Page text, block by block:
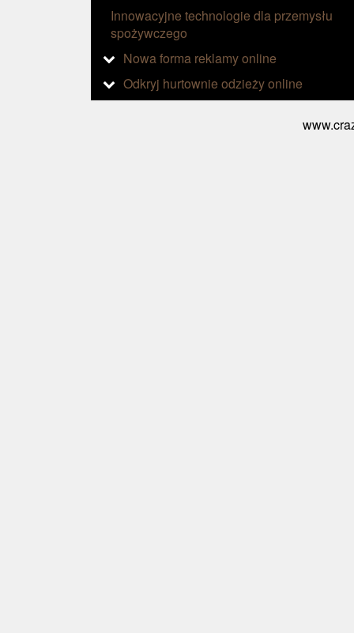
Innowacyjne technologie dla przemysłu
spożywczego
Nowa forma reklamy online
Odkryj hurtownie odzieży online